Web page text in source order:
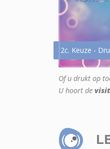
2c. Keuze -
Of u drukt op
U hoort de